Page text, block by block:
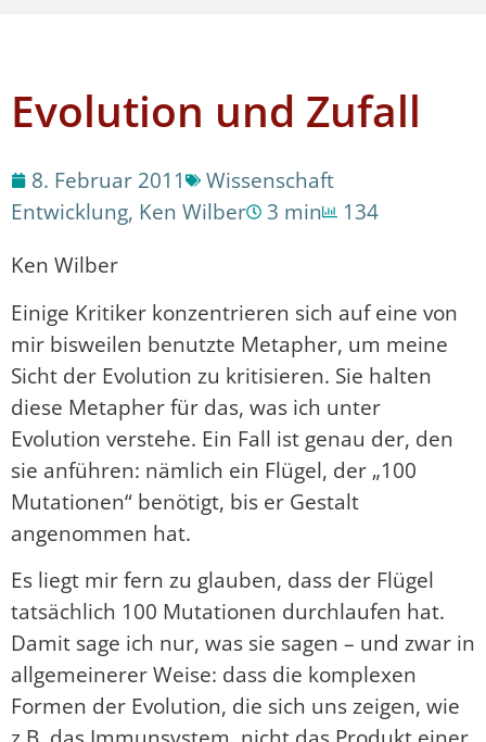
Evolution und Zufall
8. Februar 2011
Wissenschaft
Entwicklung, Ken Wilber 3 min
134
Ken Wilber
Einige Kritiker konzentrieren sich auf eine von
mir bisweilen benutzte Metapher, um meine
Sicht der Evolution zu kritisieren. Sie halten
diese Metapher für das, was ich unter
Evolution verstehe. Ein Fall ist genau der, den
sie anführen: nämlich ein Flügel, der „100
Mutationen“ benötigt, bis er Gestalt
angenommen hat.
Es liegt mir fern zu glauben, dass der Flügel
tatsächlich 100 Mutationen durchlaufen hat.
Damit sage ich nur, was sie sagen – und zwar in
allgemeinerer Weise: dass die komplexen
Formen der Evolution, die sich uns zeigen, wie